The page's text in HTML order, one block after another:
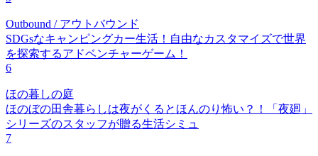
Outbound / アウトバウンド
SDGsなキャンピングカー生活！自由なカスタマイズで世界
を探索するアドベンチャーゲーム！
6
ほの暮しの庭
ほのぼの田舎暮らしは夜がくるとほんのり怖い？！「夜廻」
シリーズのスタッフが贈る生活シミュ
7